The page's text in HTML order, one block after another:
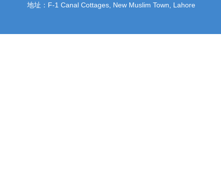
地址：F-1 Canal Cottages, New Muslim Town, Lahore